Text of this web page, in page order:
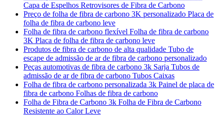
Capa de Espelhos Retrovisores de Fibra de Carbono
Preço de folha de fibra de carbono 3K personalizado Placa de
folha de fibra de carbono leve
Folha de fibra de carbono flexível Folha de fibra de carbono
3K Placa de folha de fibra de carbono leve
Produtos de fibra de carbono de alta qualidade Tubo de
escape de admissão de ar de fibra de carbono personalizado
Peças automotivas de fibra de carbono 3k Sarja Tubos de
admissão de ar de fibra de carbono Tubos Caixas
Folha de fibra de carbono personalizada 3k Painel de placa de
fibra de carbono Folhas de fibra de carbono
Folha de Fibra de Carbono 3k Folha de Fibra de Carbono
Resistente ao Calor Leve